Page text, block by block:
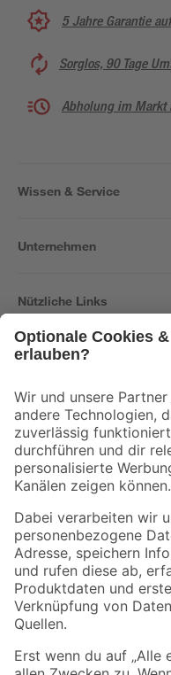
5 Jahre Garantie
Sorglos, 90 Tage
Abholung im Markt
Wissen & Service
Unternehmen
Nützliche Links
Der toom Newsletter: Keine
Zur Newsletter
Folge uns
Zahlungsarten
Sicher einkaufen